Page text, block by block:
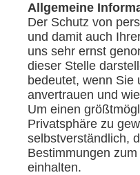
Allgemeine
Der Schutz von
und damit auch
uns sehr ernst
dieser Stelle
bedeutet, wenn Sie
anvertrauen und
Um einen
Privatsphäre zu
selbstverständlich,
Bestimmungen
einhalten.